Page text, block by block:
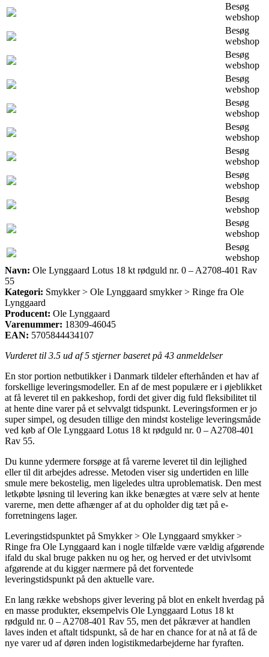
Besøg
webshop
Besøg
webshop
Besøg
webshop
Besøg
webshop
Besøg
webshop
Besøg
webshop
Besøg
webshop
Besøg
webshop
Besøg
webshop
Besøg
webshop
Besøg
webshop
Navn: Ole Lynggaard Lotus 18 kt rødguld nr. 0 – A2708-401 Rav
55
Kategori: Smykker > Ole Lynggaard smykker > Ringe fra Ole
Lynggaard
Producent: Ole Lynggaard
Varenummer: 18309-46045
EAN: 5705844434107
Vurderet til 3.5 ud af 5 stjerner baseret på 43 anmeldelser
En stor portion netbutikker i Danmark tildeler efterhånden et hav af
forskellige leveringsmodeller. En af de mest populære er i øjeblikket
at få leveret til en pakkeshop, fordi det giver dig fuld fleksibilitet til
at hente dine varer på et selvvalgt tidspunkt. Leveringsformen er jo
super simpel, og desuden tillige den mindst kostelige leveringsmåde
ved køb af Ole Lynggaard Lotus 18 kt rødguld nr. 0 – A2708-401
Rav 55.
Du kunne ydermere forsøge at få varerne leveret til din lejlighed
eller til dit arbejdes adresse. Metoden viser sig undertiden en lille
smule mere bekostelig, men ligeledes ultra uproblematisk. Den mest
letkøbte løsning til levering kan ikke benægtes at være selv at hente
varerne, men dette afhænger af at du opholder dig tæt på e-
forretningens lager.
Leveringstidspunktet på Smykker > Ole Lynggaard smykker >
Ringe fra Ole Lynggaard kan i nogle tilfælde være vældig afgørende
ifald du skal bruge pakken nu og her, og herved er det utvivlsomt
afgørende at du kigger nærmere på det forventede
leveringstidspunkt på den aktuelle vare.
En lang række webshops giver levering på blot en enkelt hverdag på
en masse produkter, eksempelvis Ole Lynggaard Lotus 18 kt
rødguld nr. 0 – A2708-401 Rav 55, men det påkræver at handlen
laves inden et aftalt tidspunkt, så de har en chance for at nå at få de
nye varer ud af døren inden logistikmedarbejderne har fyraften.